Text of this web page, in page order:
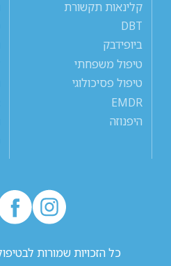
קלינאות תקשורת
DBT
ביופידבק
טיפול משפחתי
טיפול פסיכולוגי
EMDR
היפנוזה
כל הזכויות שמורות לבטיפולנט ©